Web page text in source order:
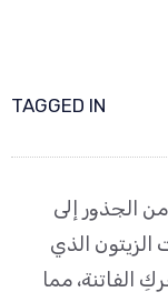
TAGGED IN
الجذور إلى
الزيتون الذي
الفاتنة، مما